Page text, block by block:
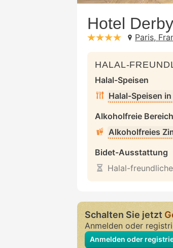
Hotel
stars: 4Paris,
HALAL-
Halal-Speisen
Halal-Speisen
Alkoholfreie
Alkoholfreies
Bidet-Ausstattung
Halal-
Schalten Sie jetzt
Anmelden oder
Anmelden oder